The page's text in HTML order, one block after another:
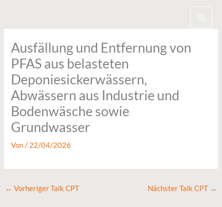
Ausfällung und Entfernung von
PFAS aus belasteten
Deponiesickerwässern,
Abwässern aus Industrie und
Bodenwäsche sowie
Grundwasser
Von/ 22/04/2026
← Vorheriger Talk CPT Nächster Talk CPT →